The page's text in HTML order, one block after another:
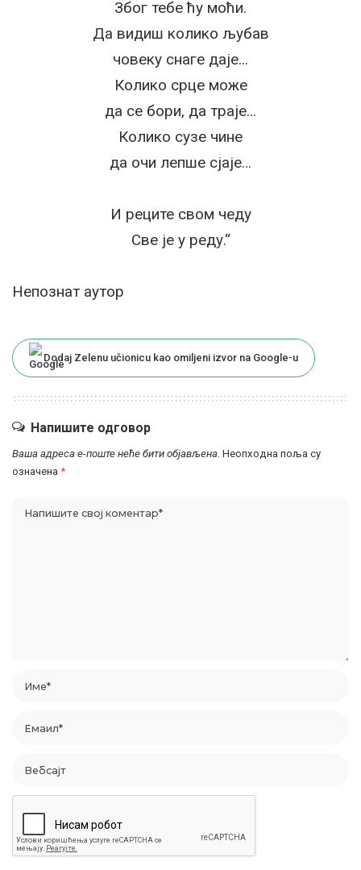
Због тебе ћу моћи.
Да видиш колико љубав
човеку снаге даје…
Колико срце може
да се бори, да траје…
Колико сузе чине
да очи лепше сјаје…
И реците свом чеду
Све је у реду.“
Непознат аутор
Dodaj Zelenu učionicu kao omiljeni izvor na Google-u
Напишите одговор
Ваша адреса е-поште неће бити објављена. Неопходна поља су
означена *